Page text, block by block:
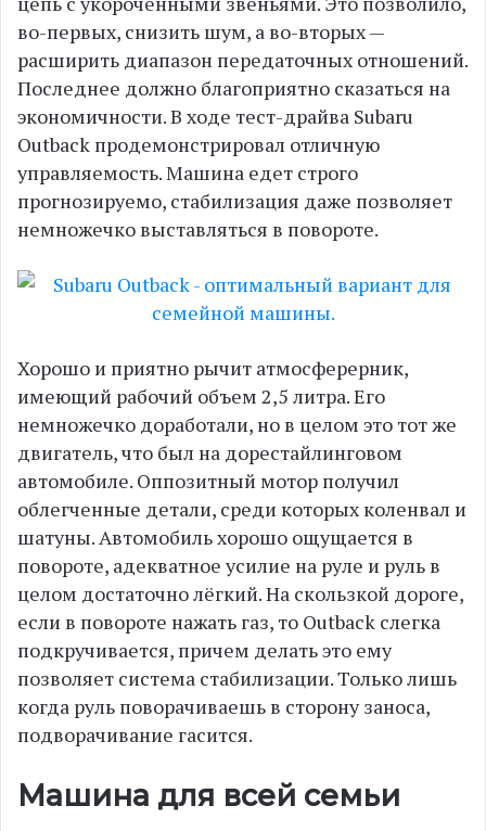
во-первых, снизить шум, а во-вторых —
расширить диапазон передаточных отношений.
Последнее должно благоприятно сказаться на
экономичности. В ходе тест-драйва Subaru
Outback продемонстрировал отличную
управляемость. Машина едет строго
прогнозируемо, стабилизация даже позволяет
немножечко выставляться в повороте.
Хорошо и приятно рычит атмосферерник,
имеющий рабочий объем 2,5 литра. Его
немножечко доработали, но в целом это тот же
двигатель, что был на дорестайлинговом
автомобиле. Оппозитный мотор получил
облегченные детали, среди которых коленвал и
шатуны. Автомобиль хорошо ощущается в
повороте, адекватное усилие на руле и руль в
целом достаточно лёгкий. На скользкой дороге,
если в повороте нажать газ, то Outback слегка
подкручивается, причем делать это ему
позволяет система стабилизации. Только лишь
когда руль поворачиваешь в сторону заноса,
подворачивание гасится.
Машина для всей семьи